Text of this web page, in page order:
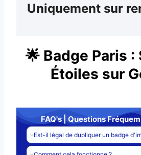
Uniquement sur
​🌟 Badge Paris :
Étoiles sur
FAQ's | Questions
Est-il légal de dupliquer un badge